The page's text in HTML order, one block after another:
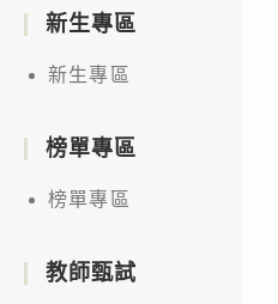
新生專區
新生專區
榜單專區
榜單專區
教師甄試